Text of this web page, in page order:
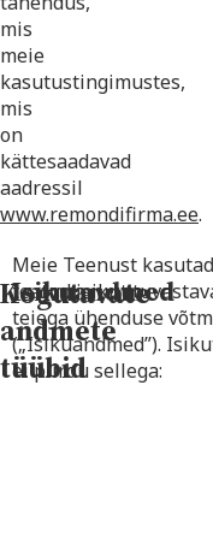
mis
meie
kasutustingimustes,
mis
on
kättesaadavad
aadressil
www.remondifirma.ee.
Kogutavate
andmete
tüübid
Isikuandmed
Meie Teenust
teatud isikut
teiega ühenduse
(„Isikuandmed”).
ei piirdu sellega: